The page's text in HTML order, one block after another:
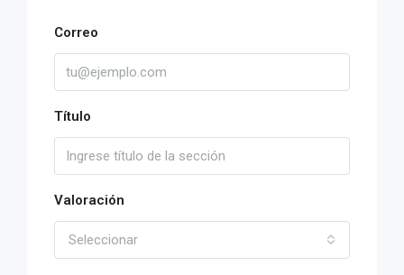
Correo
Título
Valoración
Seleccionar